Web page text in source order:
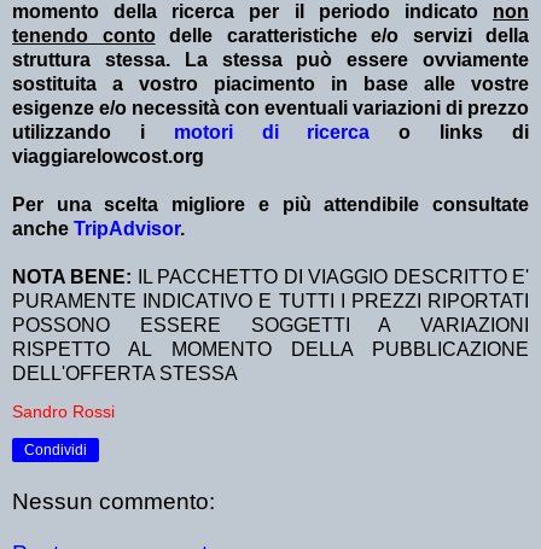
momento della ricerca per il periodo indicato non
tenendo contodelle caratteristiche e/o servizi della
struttura stessa. La stessa può essere ovviamente
sostituita a vostro piacimento in base alle vostre
esigenze e/o necessità con eventuali variazioni di prezzo
utilizzando i motori di ricerca o links di
viaggiarelowcost.org
Per una scelta migliore e più attendibile consultate
anche TripAdvisor.
NOTA BENE:
IL PACCHETTO DI VIAGGIO DESCRITTO E'
PURAMENTE INDICATIVO E TUTTI I PREZZI RIPORTATI
POSSONO ESSERE SOGGETTI A VARIAZIONI
RISPETTO AL MOMENTO DELLA PUBBLICAZIONE
DELL'OFFERTA STESSA
Sandro Rossi
Condividi
Nessun commento: